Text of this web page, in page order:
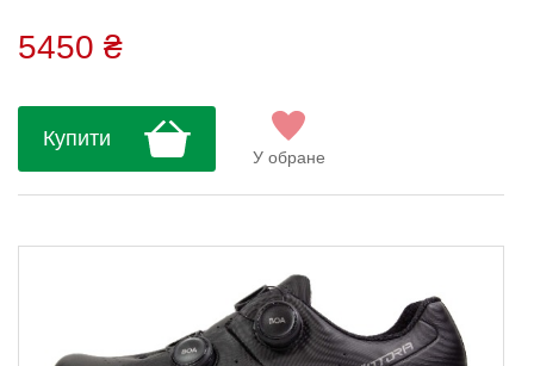
обмежуючу посадку. Система застібки CRS
з храповим механізмом і зубчастою
щільність, а два ремінці по підйому стопи
гарантують фіксацію без послаблення під
час руху. Нейлонова підошва створює
баланс...
5450 ₴
Купити
У обране